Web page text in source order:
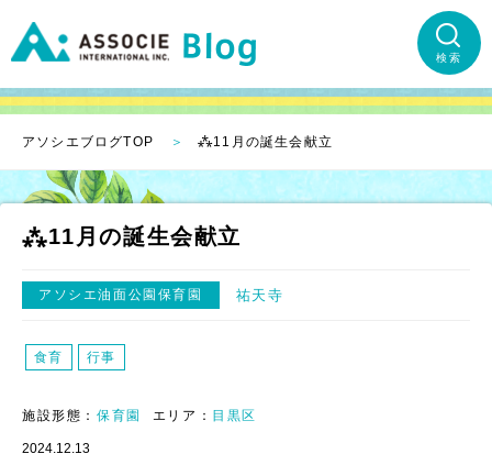
検索
アソシエブログTOP ⁂11月の誕生会献立
⁂11月の誕生会献立
アソシエ油面公園保育園 祐天寺
食育 行事
施設形態： 保育園 エリア： 目黒区
2024.12.13